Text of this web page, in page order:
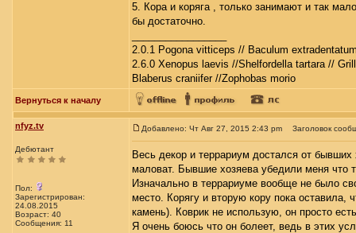
5. Кора и коряга , только занимают и так
бы достаточно.
2.0.1 Pogona vitticeps // Baculum
2.6.0 Xenopus laevis //Shelfordella tartara //
Blaberus craniifer //Zophobas morio
Вернуться к началу
nfyz.tv
Дебютант
Пол:
Зарегистрирован:
24.08.2015
Возраст: 40
Сообщения: 11
Добавлено: Чт Авг 27, 2015 2:43 pm Заголовок
Весь декор и террариум достался от
маловат. Бывшие хозяева убедили меня что
Изначально в террариуме вообще не было
место. Корягу и вторую кору пока
камень). Коврик не использую, он просто
Я очень боюсь что он болеет, ведь в этих